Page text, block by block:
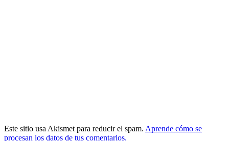
Este sitio usa Akismet para reducir el spam. Aprende cómo se
procesan los datos de tus comentarios.